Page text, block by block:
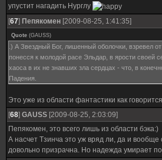
упустит нагадить Нурглу
[67] Пепякомен [2009-08-25, 1:41:35]
Quote (GAUSS)
.) А Звездный Бог, лишенный оболочки, взревел
понесся к молодой расе Эльдар, в ярости своей
хаоса в их не знавших зла сердцах - что, в
Падения.
Это уже из области фантастики как говорится
[68] GAUSS [2009-08-25, 2:03:09]
Пепякомен, это всего лишь из области бэка:)
А насчет Тзинча это уж вряд ли, да и вообще
довольно призрачна. Но надежда умирает